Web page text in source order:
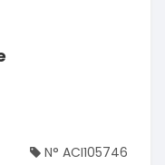
N° ACI105746